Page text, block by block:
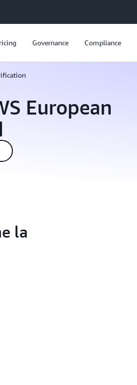
Governance Compliance
European
la